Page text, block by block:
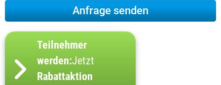
Teilnehmer
werden:Jetzt
Rabattaktion